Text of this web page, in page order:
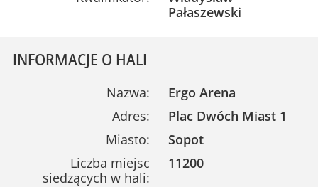
Pałaszewski
INFORMACJE O HALI
Nazwa:
Ergo Arena
Adres:
Plac Dwóch Miast 1
Miasto:
Sopot
Liczba miejsc
siedzących w hali:
11200